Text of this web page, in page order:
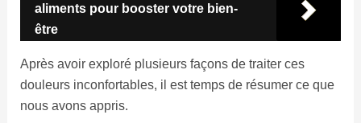
aliments pour booster votre bien-
être
Après avoir exploré plusieurs façons de traiter ces
douleurs inconfortables, il est temps de résumer ce que
nous avons appris.